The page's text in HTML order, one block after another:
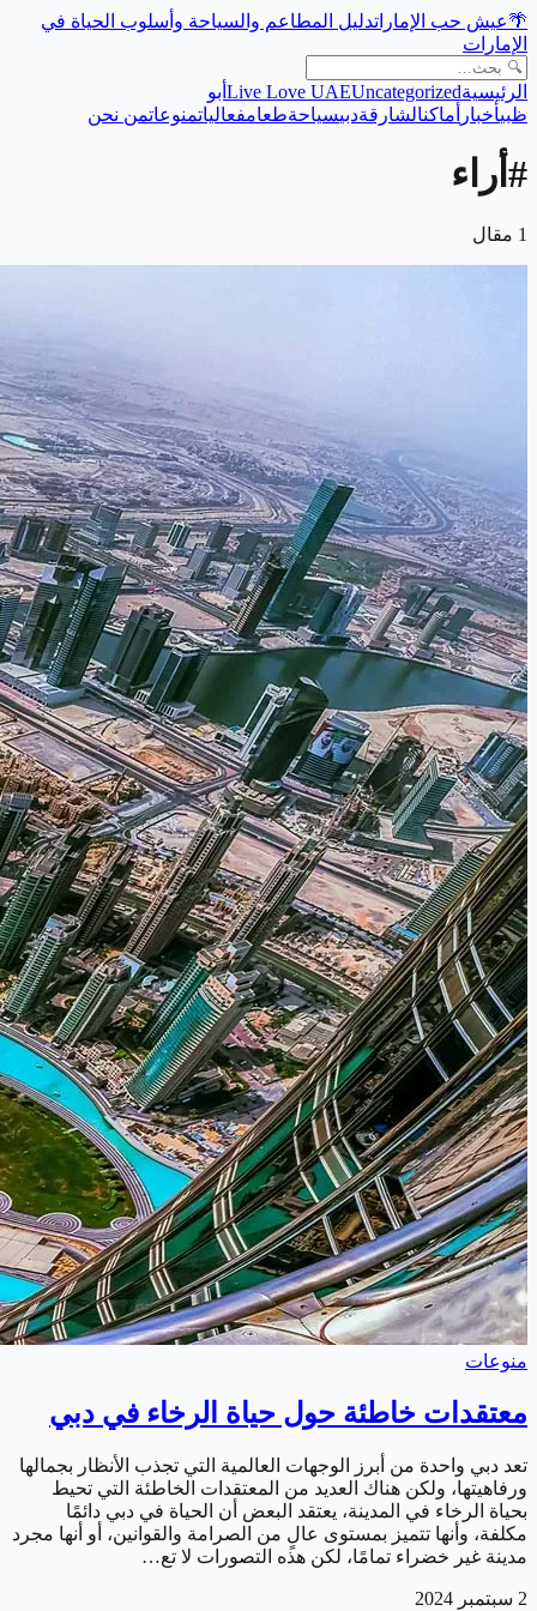
🌴عيش حب الإماراتدليل المطاعم والسياحة وأسلوب الحياة في
الإمارات
الرئيسية Live Love UAEUncategorized
أبو
ظبيأخبار أماكنالشارقةدبيسياحةطعامفعالياتمنوعاتمن نحن
# أراء
1 مقال
منوعات
معتقدات خاطئة حول حياة الرخاء في دبي
تعد دبي واحدة من أبرز الوجهات العالمية التي تجذب الأنظار بجمالها
ورفاهيتها، ولكن هناك العديد من المعتقدات الخاطئة التي تحيط
بحياة الرخاء في المدينة، يعتقد البعض أن الحياة في دبي دائمًا
مكلفة، وأنها تتميز بمستوى عالٍ من الصرامة والقوانين، أو أنها مجرد
مدينة غير خضراء تمامًا، لكن هذه التصورات لا تع…
2 سبتمبر 2024